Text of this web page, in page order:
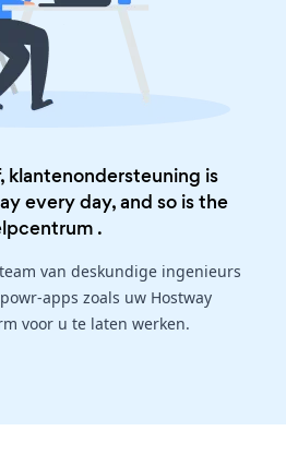
klantenondersteuning is
every day, and so is the
.
van deskundige ingenieurs
apps zoals uw Hostway
voor u te laten werken.